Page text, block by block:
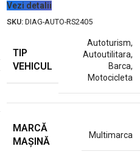
Vezi detalii
SKU: DIAG-AUTO-RS2405
TIP
VEHICUL
Autoturism,
Autoutilitara,
Barca,
Motocicleta
MARCĂ
MAȘINĂ
Multimarca